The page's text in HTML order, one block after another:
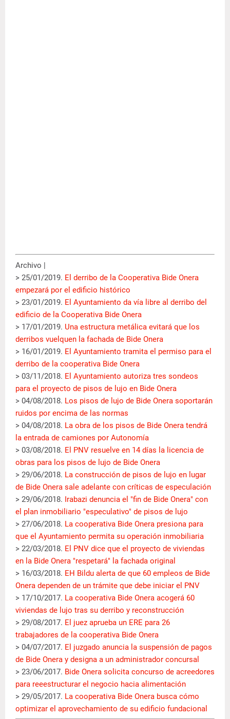
Archivo |
> 25/01/2019. El derribo de la Cooperativa Bide Onera
empezará por el edificio histórico
> 23/01/2019. El Ayuntamiento da vía libre al derribo del
edificio de la Cooperativa Bide Onera
> 17/01/2019. Una estructura metálica evitará que los
derribos vuelquen la fachada de Bide Onera
> 16/01/2019. El Ayuntamiento tramita el permiso para el
derribo de la cooperativa Bide Onera
> 03/11/2018. El Ayuntamiento autoriza tres sondeos
para el proyecto de pisos de lujo en Bide Onera
> 04/08/2018. Los pisos de lujo de Bide Onera soportarán
ruidos por encima de las normas
> 04/08/2018. La obra de los pisos de Bide Onera tendrá
la entrada de camiones por Autonomía
> 03/08/2018. El PNV resuelve en 14 días la licencia de
obras para los pisos de lujo de Bide Onera
> 29/06/2018. La construcción de pisos de lujo en lugar
de Bide Onera sale adelante con críticas de especulación
> 29/06/2018. Irabazi denuncia el "fin de Bide Onera" con
el plan inmobiliario "especulativo" de pisos de lujo
> 27/06/2018. La cooperativa Bide Onera presiona para
que el Ayuntamiento permita su operación inmobiliaria
> 22/03/2018. El PNV dice que el proyecto de viviendas
en la Bide Onera "respetará" la fachada original
> 16/03/2018. EH Bildu alerta de que 60 empleos de Bide
Onera dependen de un trámite que debe iniciar el PNV
> 17/10/2017. La cooperativa Bide Onera acogerá 60
viviendas de lujo tras su derribo y reconstrucción
> 29/08/2017. El juez aprueba un ERE para 26
trabajadores de la cooperativa Bide Onera
> 04/07/2017. El juzgado anuncia la suspensión de pagos
de Bide Onera y designa a un administrador concursal
> 23/06/2017. Bide Onera solicita concurso de acreedores
para reeestructurar el negocio hacia alimentación
> 29/05/2017. La cooperativa Bide Onera busca cómo
optimizar el aprovechamiento de su edificio fundacional